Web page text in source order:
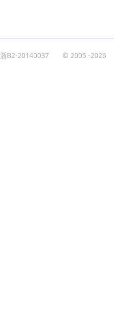
浙B2-20140037 © 2005 -2026